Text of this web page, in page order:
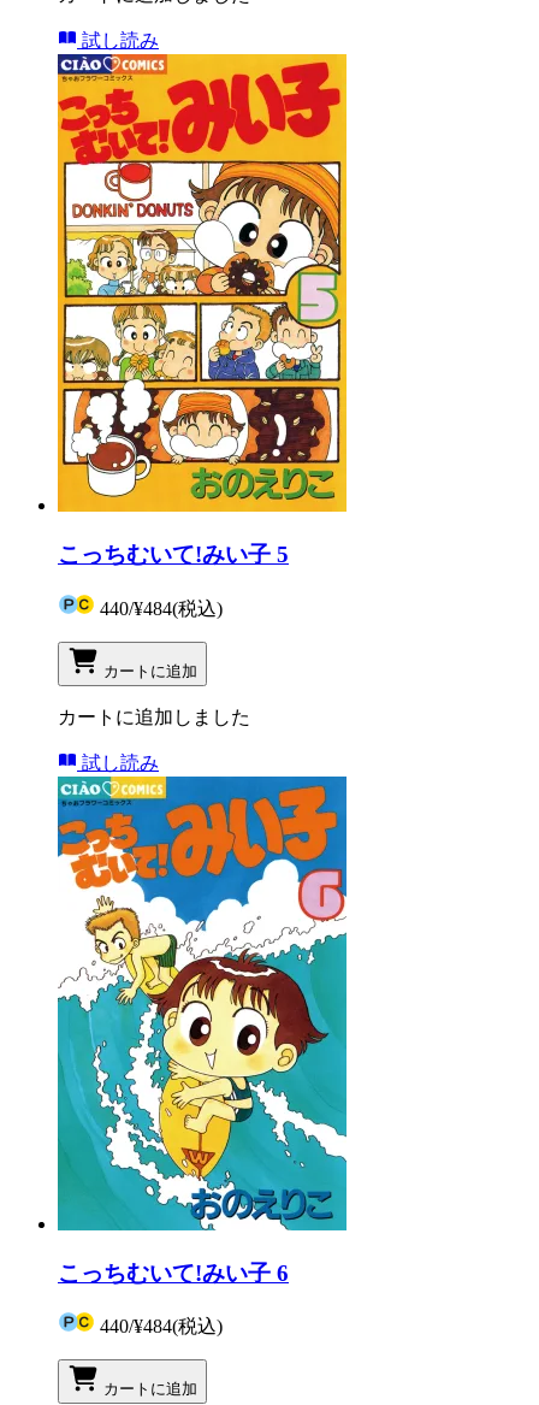
試し読み
こっちむいて!みい子 5
440/¥484(税込)
カートに追加
カートに追加しました
試し読み
こっちむいて!みい子 6
440/¥484(税込)
カートに追加